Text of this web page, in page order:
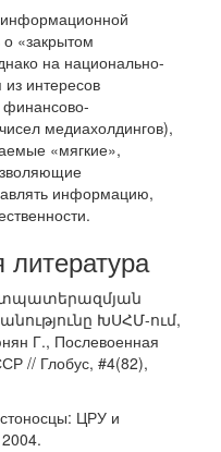
информационной
«закрытом
на национально-
интересов
финансово-
медиахолдингов),
«мягкие»,
информацию,
ԽՍՀՄ-ում,
Г., Послевоенная
// Глобус, #4(82),
ЦРУ и